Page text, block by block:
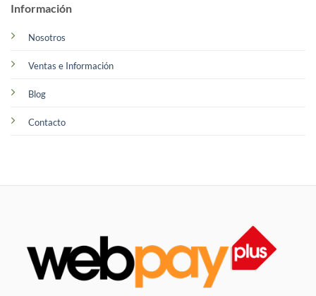
Información
Nosotros
Ventas e Información
Blog
Contacto